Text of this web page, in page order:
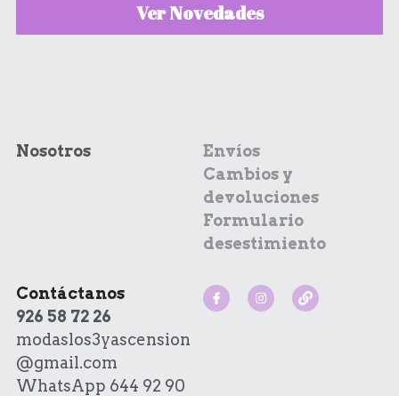
Ver Novedades
Nosotros
Envíos
Cambios y
devoluciones
Formulario
desestimiento
Contáctanos
926 58 72 26
modaslos3yascension
@gmail.com
WhatsApp 644 92 90